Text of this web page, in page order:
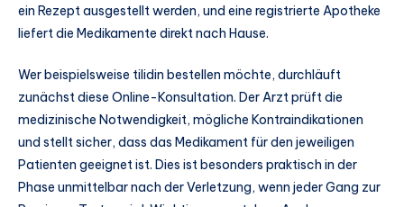
ein Rezept ausgestellt werden, und eine registrierte Apotheke
liefert die Medikamente direkt nach Hause.
Wer beispielsweise tilidin bestellen möchte, durchläuft
zunächst diese Online-Konsultation. Der Arzt prüft die
medizinische Notwendigkeit, mögliche Kontraindikationen
und stellt sicher, dass das Medikament für den jeweiligen
Patienten geeignet ist. Dies ist besonders praktisch in der
Phase unmittelbar nach der Verletzung, wenn jeder Gang zur